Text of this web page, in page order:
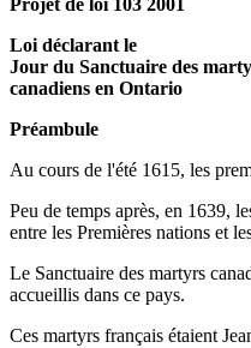
Projet de loi 103 2001
Loi déclarant le
Jour du Sanctuaire des
canadiens en Ontario
Préambule
Au cours de l'été 1615, les
Peu de temps après, en 1639,
entre les Premières nations et
Le Sanctuaire des martyrs
accueillis dans ce pays.
Ces martyrs français étaient